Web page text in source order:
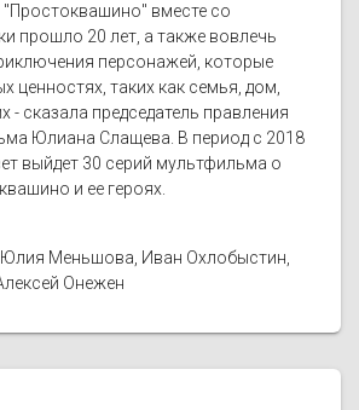
"Простоквашино" вместе со
прошло 20 лет, а также вовлечь
персонажей, которые
ценностях, таких как семья, дом,
- сказала председатель правления
Юлиана Слащева. В период с 2018
выйдет 30 серий мультфильма о
и ее героях.
Меньшова, Иван Охлобыстин,
Онежен